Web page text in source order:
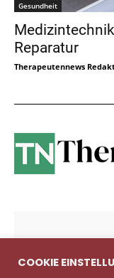
Gesundheit
Reparatur
Therapeutennews
Die richtigen
COOKIE